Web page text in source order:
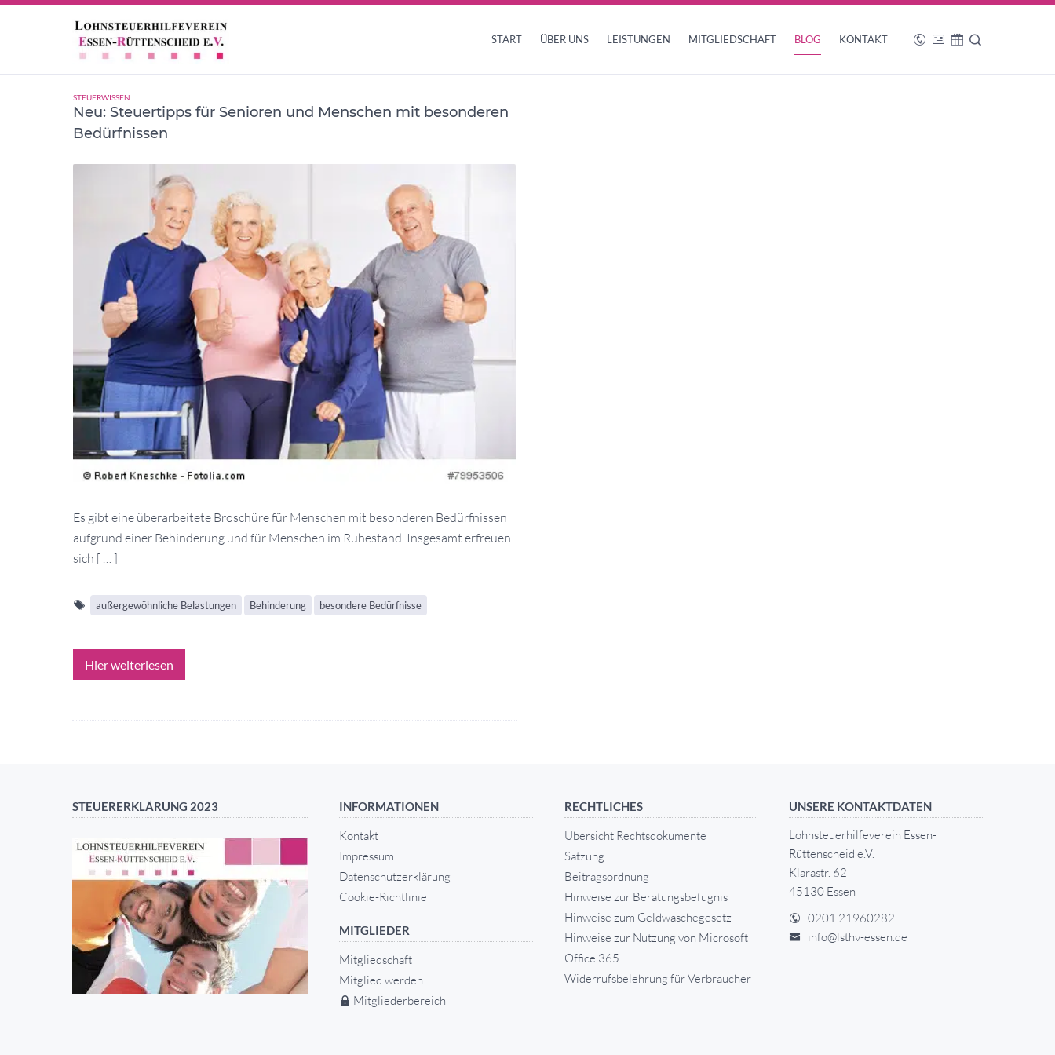
START ÜBER UNS LEISTUNGEN MITGLIEDSCHAFT BLOG KONTAKT
Behinderung
STEUERWISSEN
Neu: Steuertipps für Senioren und Menschen mit besonderen
Bedürfnissen
Es gibt eine überarbeitete Broschüre für Menschen mit besonderen Bedürfnissen
aufgrund einer Behinderung und für Menschen im Ruhestand. Insgesamt erfreuen
sich [ … ]
außergewöhnliche Belastungen Behinderung besondere Bedürfnisse
Hier weiterlesen
STEUERERKLÄRUNG 2023 INFORMATIONEN
Kontakt
Impressum
Datenschutzerklärung
Cookie-Richtlinie
MITGLIEDER
Mitgliedschaft
Mitglied werden
Mitgliederbereich
RECHTLICHES
Übersicht Rechtsdokumente
Satzung
Beitragsordnung
Hinweise zur Beratungsbefugnis
Hinweise zum Geldwäschegesetz
Hinweise zur Nutzung von Microsoft
Office 365
Widerrufsbelehrung für Verbraucher
UNSERE KONTAKTDATEN
Lohnsteuerhilfeverein Essen-
Rüttenscheid e.V.
Klarastr. 62
45130 Essen
0201 21960282
info@lsthv-essen.de